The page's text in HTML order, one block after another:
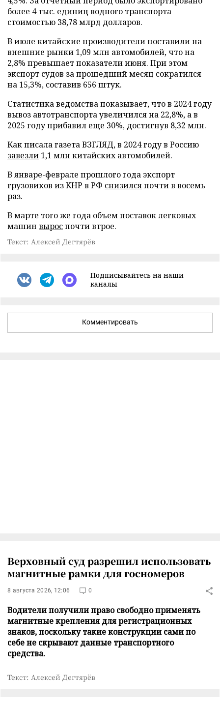
более 4 тыс. единиц водного транспорта
стоимостью 38,78 млрд долларов.
В июле китайские производители поставили на
внешние рынки 1,09 млн автомобилей, что на
2,8% превышает показатели июня. При этом
экспорт судов за прошедший месяц сократился
на 15,3%, составив 656 штук.
Статистика ведомства показывает, что в 2024 году
вывоз автотранспорта увеличился на 22,8%, а в
2025 году прибавил еще 30%, достигнув 8,32 млн.
Как писала газета ВЗГЛЯД, в 2024 году в Россию
завезли 1,1 млн китайских автомобилей.
В январе-феврале прошлого года экспорт
грузовиков из КНР в РФ снизилсяпочти в восемь
раз.
В марте того же года объем поставок легковых
машин выроспочти втрое.
Текст: Алексей Дегтярёв
Подписывайтесь на наши
каналы
Комментировать
Верховный суд разрешил использовать
магнитные рамки для госномеров
8 августа 2026, 12:06 0
Водители получили право свободно применять
магнитные крепления для регистрационных
знаков, поскольку такие конструкции сами по
себе не скрывают данные транспортного
средства.
Текст: Алексей Дегтярёв